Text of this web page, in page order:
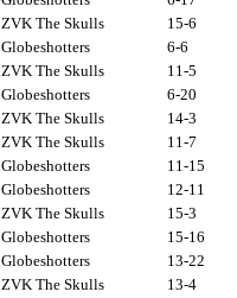
ZVK The Skulls 15-6
Globeshotters 6-6
ZVK The Skulls 11-5
Globeshotters 6-20
ZVK The Skulls 14-3
ZVK The Skulls 11-7
Globeshotters 11-15
Globeshotters 12-11
ZVK The Skulls 15-3
Globeshotters 15-16
Globeshotters 13-22
ZVK The Skulls 13-4